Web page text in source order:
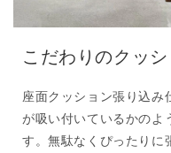
こだわりのクッシ
座面クッション張り込み
が吸い付いているかのよ
す。無駄なくぴったりに